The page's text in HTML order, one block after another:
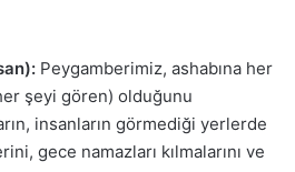
Peygamberimiz, ashabına her
şeyi gören) olduğunu
insanların görmediği yerlerde
gece namazları kılmalarını ve